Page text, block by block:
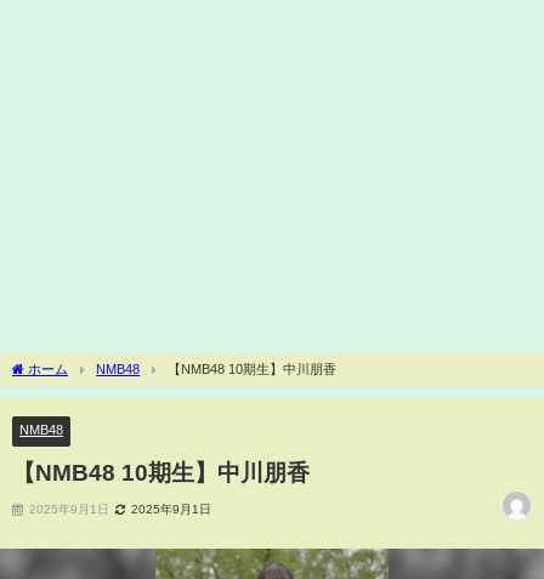
ホーム NMB48 【NMB48 10期生】中川朋香
NMB48
【NMB48 10期生】中川朋香
2025年9月1日 2025年9月1日